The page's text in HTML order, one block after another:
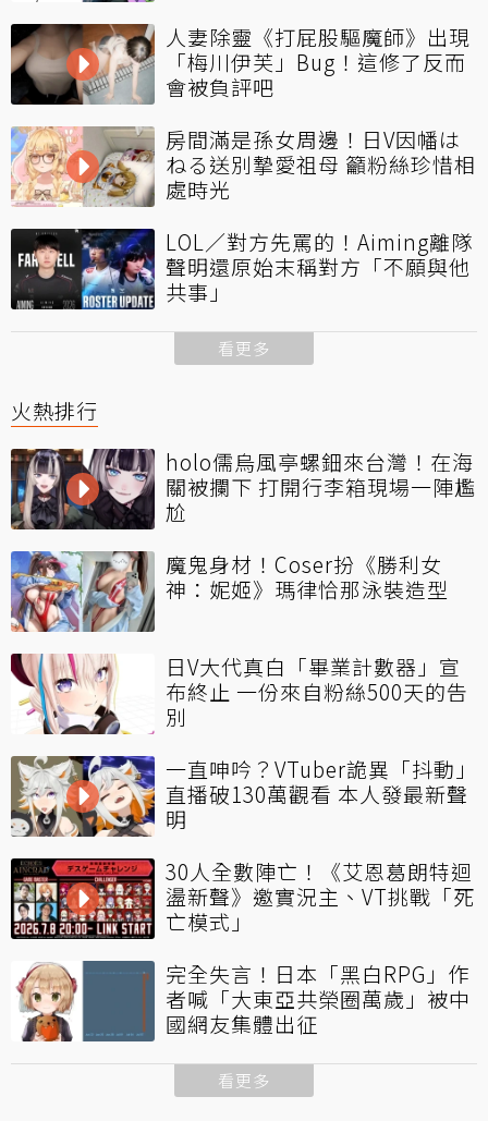
人妻除靈《打屁股驅魔師》出現
「梅川伊芙」Bug！這修了反而
會被負評吧
房間滿是孫女周邊！日V因幡は
ねる送別摯愛祖母 籲粉絲珍惜相
處時光
LOL／對方先罵的！Aiming離隊
聲明還原始末稱對方「不願與他
共事」
看更多
火熱排行
holo儒烏風亭螺鈿來台灣！在海
關被攔下 打開行李箱現場一陣尷
尬
魔鬼身材！Coser扮《勝利女
神：妮姬》瑪律恰那泳裝造型
日V大代真白「畢業計數器」宣
布終止 一份來自粉絲500天的告
別
一直呻吟？VTuber詭異「抖動」
直播破130萬觀看 本人發最新聲
明
30人全數陣亡！《艾恩葛朗特迴
盪新聲》邀實況主、VT挑戰「死
亡模式」
完全失言！日本「黑白RPG」作
者喊「大東亞共榮圈萬歲」被中
國網友集體出征
看更多